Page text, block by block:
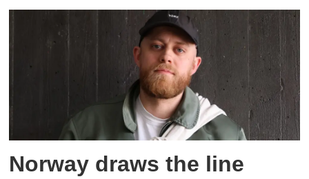
Norway draws the line